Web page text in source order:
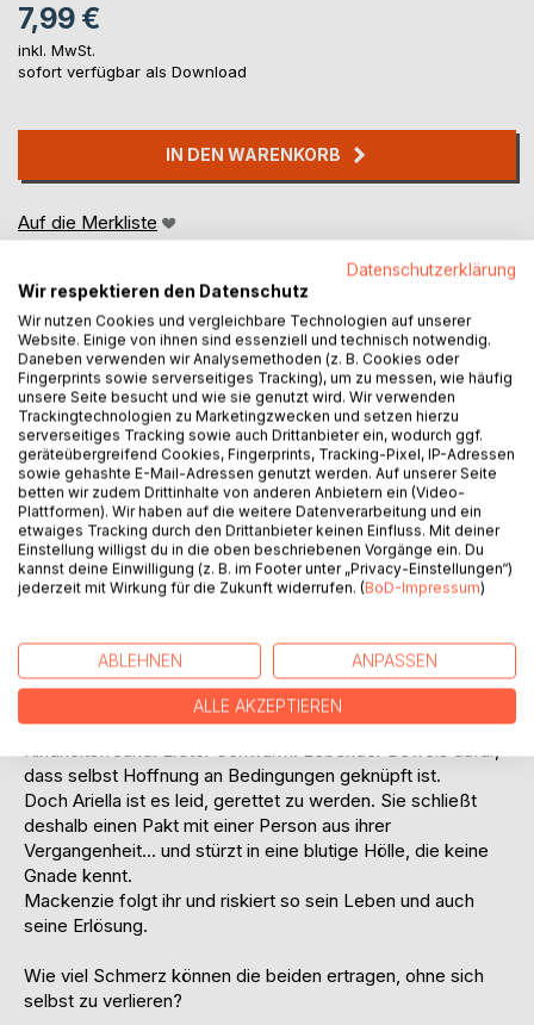
7,99 €
inkl. MwSt.
sofort verfügbar als Download
IN DEN WARENKORB
Auf die Merkliste
BESCHREIBUNG
Was bleibt von dir, wenn Moral zerbricht und Liebe zur
Waffe wird?
Warschau ist eine Stadt aus Narben. Zwischen Neonlicht
und bröckelnden Fassaden verbirgt sich ein Krieg, den kein
Mensch sehen soll. Als die Tänzerin Ariella Krylowa von
eine alte Bedrohung in den Fokus ihres Lebens - sondern
auch die Wahrheit über ihre Seele.
Die Engel schicken Mackenzie Kane, Halbdämon im
Bewährungsprogramm, verpflichtet, Ariella zu beschützen.
dass selbst Hoffnung an Bedingungen geknüpft ist.
Doch Ariella ist es leid, gerettet zu werden. Sie schließt
deshalb einen Pakt mit einer Person aus ihrer
Vergangenheit... und stürzt in eine blutige Hölle, die keine
Gnade kennt.
Mackenzie folgt ihr und riskiert so sein Leben und auch
seine Erlösung.
Wie viel Schmerz können die beiden ertragen, ohne sich
selbst zu verlieren?
Datenschutzerklärung
Wir respektieren den Datenschutz
Wir nutzen Cookies und vergleichbare Technologien auf unserer
Website. Einige von ihnen sind essenziell und technisch notwendig.
Daneben verwenden wir Analysemethoden (z. B. Cookies oder
Fingerprints sowie serverseitiges Tracking), um zu messen, wie häufig
unsere Seite besucht und wie sie genutzt wird. Wir verwenden
Trackingtechnologien zu Marketingzwecken und setzen hierzu
serverseitiges Tracking sowie auch Drittanbieter ein, wodurch ggf.
geräteübergreifend Cookies, Fingerprints, Tracking-Pixel, IP-Adressen
sowie gehashte E-Mail-Adressen genutzt werden. Auf unserer Seite
betten wir zudem Drittinhalte von anderen Anbietern ein (Video-
Plattformen). Wir haben auf die weitere Datenverarbeitung und ein
etwaiges Tracking durch den Drittanbieter keinen Einfluss. Mit deiner
Einstellung willigst du in die oben beschriebenen Vorgänge ein. Du
kannst deine Einwilligung (z. B. im Footer unter „Privacy-Einstellungen“)
jederzeit mit Wirkung für die Zukunft widerrufen. (BoD-Impressum)
ABLEHNEN ANPASSEN
ALLE AKZEPTIEREN